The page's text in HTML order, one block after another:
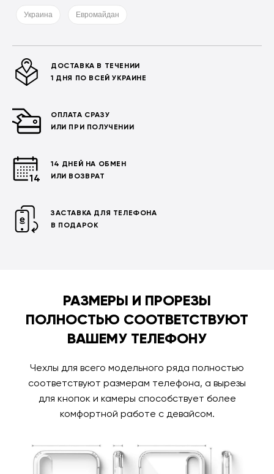
Украина Евромайдан
ДОСТАВКА В ТЕЧЕНИИ
1 ДНЯ ПО ВСЕЙ УКРАИНЕ
ОПЛАТА СРАЗУ
ИЛИ ПРИ ПОЛУЧЕНИИ
14 ДНЕЙ НА ОБМЕН
ИЛИ ВОЗВРАТ
ЗАСТАВКА ДЛЯ ТЕЛЕФОНА
В ПОДАРОК
РАЗМЕРЫ И ПРОРЕЗЫ
ПОЛНОСТЬЮ СООТВЕТСТВУЮТ
ВАШЕМУ ТЕЛЕФОНУ
Чехлы для всего модельного ряда полностью
соответствуют размерам телефона, а вырезы
для кнопок и камеры способствует более
комфортной работе с девайсом.